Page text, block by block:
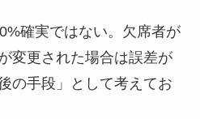
確実ではない。欠席者が
変更された場合は誤差が
の手段」として考えてお